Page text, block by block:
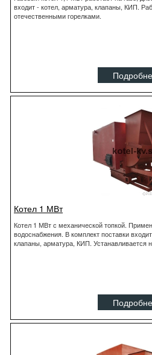
входит - котел, арматура, клапаны, КИП.
отечественными горелками.
Котел 1 МВт
Котел 1 МВт с механической топкой.
водоснабжения. В комплект поставки
клапаны, арматура, КИП.